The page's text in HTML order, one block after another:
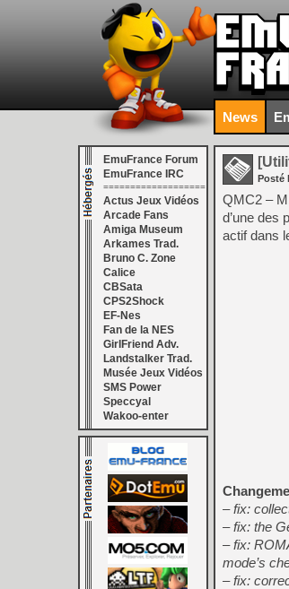
News
EmuFrance Forum
EmuFrance IRC
===================
Actus Jeux Vidéos
Arcade Fans
Amiga Museum
Arkames Trad.
Bruno C. Zone
Calice
CBSata
CPS2Shock
EF-Nes
Fan de la NES
GirlFriend Adv.
Landstalker Trad.
Musée Jeux Vidéos
SMS Power
Speccyal
Wakoo-enter
Posté
QMC2 –
d’une des
actif dans
– fix:
– fix: the
– fix:
mode’s
– fix: